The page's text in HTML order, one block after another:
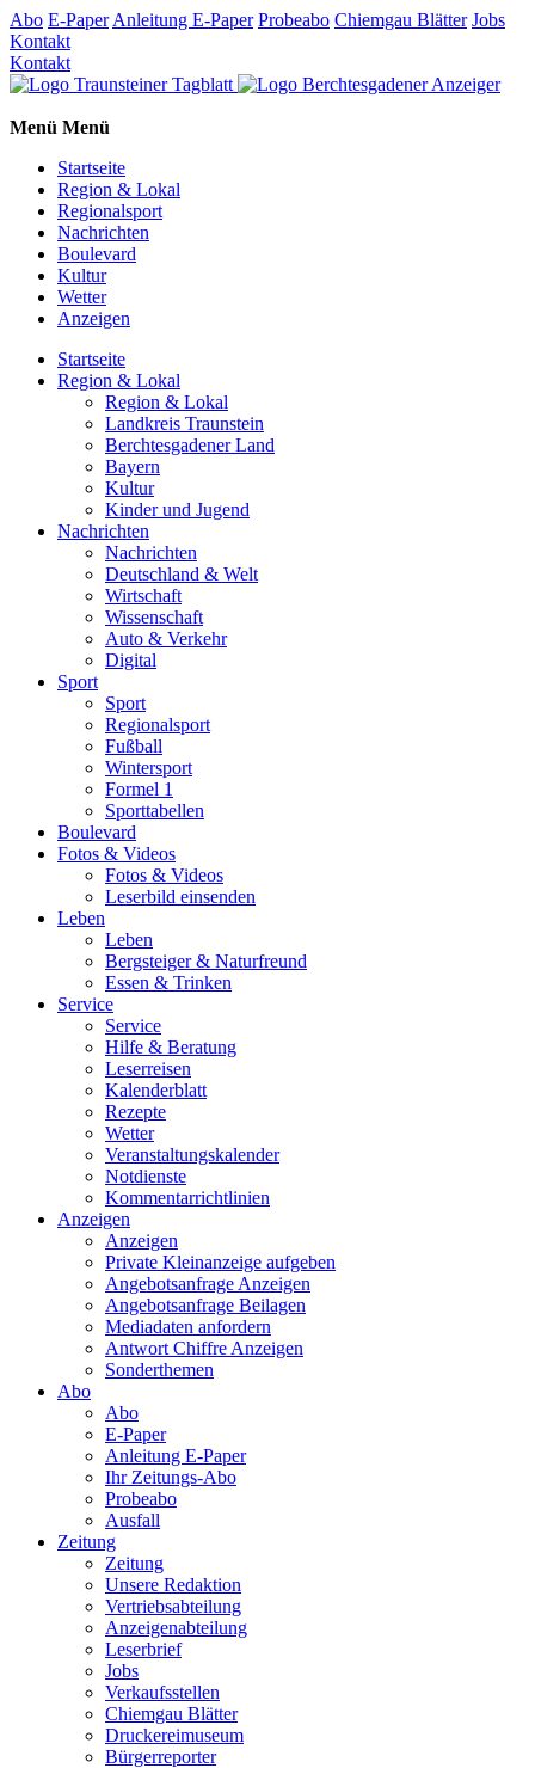
Abo E-Paper Anleitung E-Paper Probeabo Chiemgau Blätter Jobs
Kontakt
Kontakt
Menü Menü
Startseite
Region & Lokal
Regionalsport
Nachrichten
Boulevard
Kultur
Wetter
Anzeigen
Startseite
Region & Lokal
Region & Lokal
Landkreis Traunstein
Berchtesgadener Land
Bayern
Kultur
Kinder und Jugend
Nachrichten
Nachrichten
Deutschland & Welt
Wirtschaft
Wissenschaft
Auto & Verkehr
Digital
Sport
Sport
Regionalsport
Fußball
Wintersport
Formel 1
Sporttabellen
Boulevard
Fotos & Videos
Fotos & Videos
Leserbild einsenden
Leben
Leben
Bergsteiger & Naturfreund
Essen & Trinken
Service
Service
Hilfe & Beratung
Leserreisen
Kalenderblatt
Rezepte
Wetter
Veranstaltungskalender
Notdienste
Kommentarrichtlinien
Anzeigen
Anzeigen
Private Kleinanzeige aufgeben
Angebotsanfrage Anzeigen
Angebotsanfrage Beilagen
Mediadaten anfordern
Antwort Chiffre Anzeigen
Sonderthemen
Abo
Abo
E-Paper
Anleitung E-Paper
Ihr Zeitungs-Abo
Probeabo
Ausfall
Zeitung
Zeitung
Unsere Redaktion
Vertriebsabteilung
Anzeigenabteilung
Leserbrief
Jobs
Verkaufsstellen
Chiemgau Blätter
Druckereimuseum
Bürgerreporter